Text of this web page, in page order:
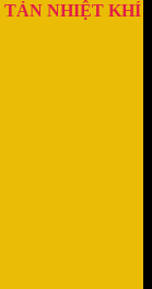
TẢN NHIỆT KHÍ